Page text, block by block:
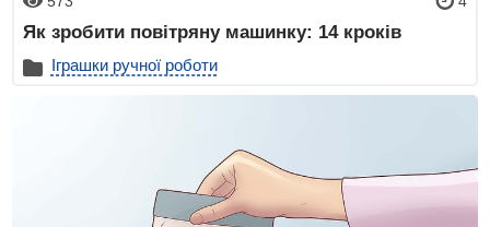
Як зробити повітряну машинку: 14 кроків
Іграшки ручної роботи